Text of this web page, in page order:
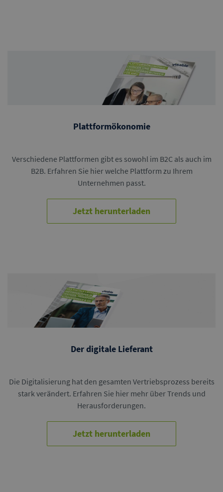
Plattformökonomie
Verschiedene Plattformen gibt es sowohl im B2C als auch im
B2B. Erfahren Sie hier welche Plattform zu Ihrem
Unternehmen passt.
Jetzt herunterladen
Der digitale Lieferant
Die Digitalisierung hat den gesamten Vertriebsprozess bereits
stark verändert. Erfahren Sie hier mehr über Trends und
Herausforderungen.
Jetzt herunterladen